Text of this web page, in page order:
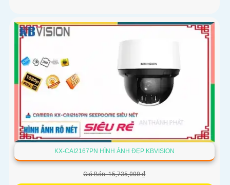
KX-CAI2167PN HÌNH ẢNH ĐẸP KBVISION
Giá Bán: 15,735,000 ₫